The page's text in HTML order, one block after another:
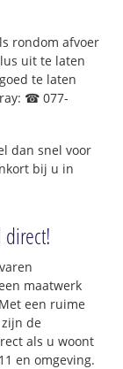
rondom afvoer
uit te laten
te laten
☎ 077-
dan snel voor
bij u in
direct!
maatwerk
een ruime
de
als u woont
en omgeving.